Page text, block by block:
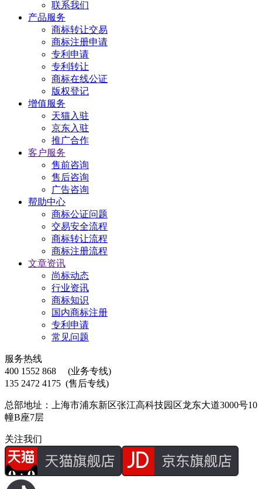
联系我们
产品服务
商标转让交易
商标注册申请
专利申请
专利转让
商标在线公证
版权登记
增值服务
天猫入驻
京东入驻
推广合作
客户服务
售前咨询
售后咨询
广告咨询
帮助中心
商标公证问题
交易安全流程
商标转让流程
商标注册流程
文章资讯
尚标动态
行业资讯
商标知识
国内商标注册
专利申请
常见问题
服务热线
400 1552 868
(业务专线)
135 2472 4175 (售后专线)
总部地址：上海市浦东新区张江高科技园区龙东大道3000号10
幢B座7层
关注我们